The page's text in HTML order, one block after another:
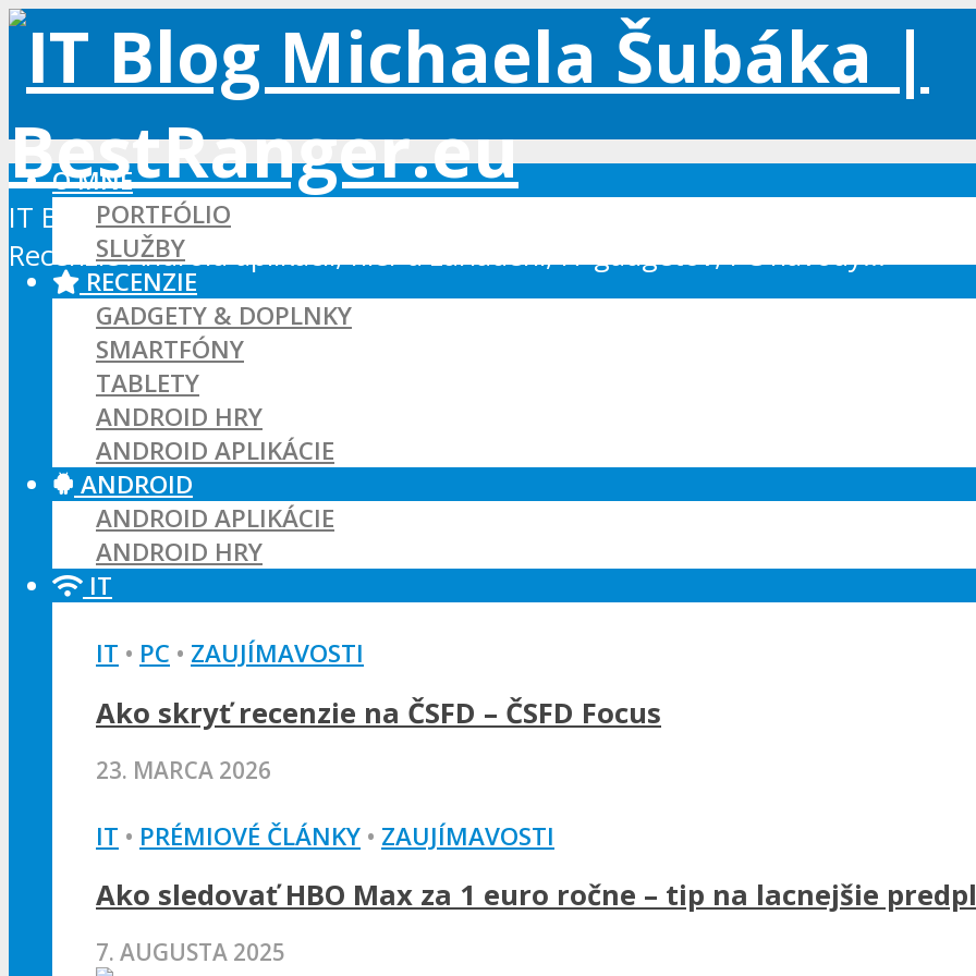
IT Blog - Android, Xbox a WordPress
Recenzie Android aplikácií, hier a zariadení, IT gadgetov, PC návody...
O MNE
PORTFÓLIO
SLUŽBY
RECENZIE
GADGETY & DOPLNKY
SMARTFÓNY
TABLETY
ANDROID HRY
ANDROID APLIKÁCIE
ANDROID
ANDROID APLIKÁCIE
ANDROID HRY
IT
IT • PC • ZAUJÍMAVOSTI
Ako skryť recenzie na ČSFD – ČSFD Focus
23. MARCA 2026
IT • PRÉMIOVÉ ČLÁNKY • ZAUJÍMAVOSTI
Ako sledovať HBO Max za 1 euro ročne – tip na lacnejšie
7. AUGUSTA 2025